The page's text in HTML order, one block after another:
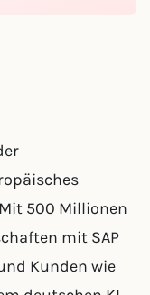
500 Millionen
mit SAP
Kunden wie